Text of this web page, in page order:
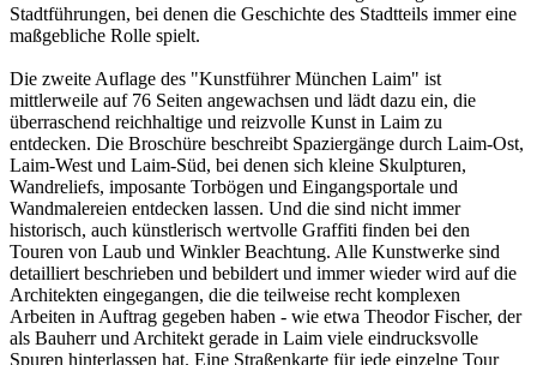
Stadtführungen, bei denen die Geschichte des Stadtteils immer eine
maßgebliche Rolle spielt.
Die zweite Auflage des "Kunstführer München Laim" ist
mittlerweile auf 76 Seiten angewachsen und lädt dazu ein, die
überraschend reichhaltige und reizvolle Kunst in Laim zu
entdecken. Die Broschüre beschreibt Spaziergänge durch Laim-Ost,
Laim-West und Laim-Süd, bei denen sich kleine Skulpturen,
Wandreliefs, imposante Torbögen und Eingangsportale und
Wandmalereien entdecken lassen. Und die sind nicht immer
historisch, auch künstlerisch wertvolle Graffiti finden bei den
Touren von Laub und Winkler Beachtung. Alle Kunstwerke sind
detailliert beschrieben und bebildert und immer wieder wird auf die
Architekten eingegangen, die die teilweise recht komplexen
Arbeiten in Auftrag gegeben haben - wie etwa Theodor Fischer, der
als Bauherr und Architekt gerade in Laim viele eindrucksvolle
Spuren hinterlassen hat. Eine Straßenkarte für jede einzelne Tour